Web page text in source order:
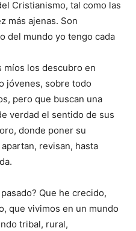
Cristianismo, tal como las
más ajenas. Son
del mundo yo tengo cada
míos los descubro en
jóvenes, sobre todo
pero que buscan una
verdad el sentido de sus
donde poner su
revisan, hasta
Que he crecido,
que vivimos en un mundo
tribal, rural,